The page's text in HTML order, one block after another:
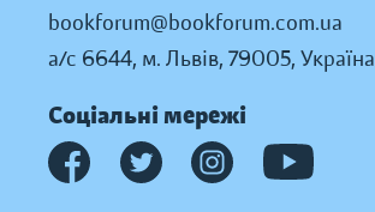
bookforum@bookforum.com.ua
а/с 6644, м. Львів, 79005, Україна
Соціальні мережі